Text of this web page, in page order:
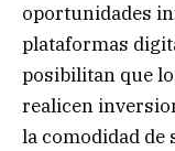
oportunidades
plataformas
posibilitan que
realicen
la comodidad de